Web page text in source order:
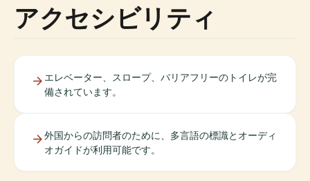
アクセシビリティ
エレベーター、スロープ、バリアフリーのトイレが完
備されています。
外国からの訪問者のために、多言語の標識とオーディ
オガイドが利用可能です。